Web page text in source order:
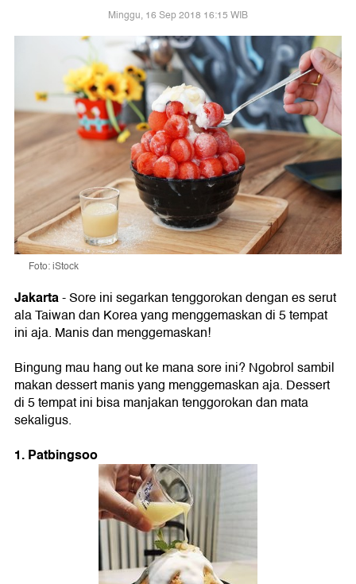
Minggu, 16 Sep 2018 16:15 WIB
Foto: iStock
Jakarta- Sore ini segarkan tenggorokan dengan es serut
ala Taiwan dan Korea yang menggemaskan di 5 tempat
ini aja. Manis dan menggemaskan!
Bingung mau hang out ke mana sore ini? Ngobrol sambil
makan dessert manis yang menggemaskan aja. Dessert
di 5 tempat ini bisa manjakan tenggorokan dan mata
sekaligus.
1. Patbingsoo